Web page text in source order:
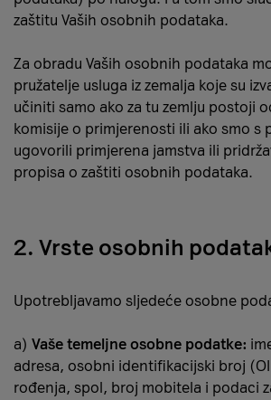
zaštitu Vaših osobnih podataka.
Za obradu Vaših osobnih podataka
pružatelje usluga iz zemalja koje su
učiniti samo ako za tu zemlju postoji
komisije o primjerenosti ili ako smo s
ugovorili primjerena jamstva ili
propisa o zaštiti osobnih podataka.
2. Vrste osobnih
Upotrebljavamo sljedeće osobne
a) Vaše temeljne osobne podatke:
adresa, osobni identifikacijski broj
rođenja, spol, broj mobitela i podaci